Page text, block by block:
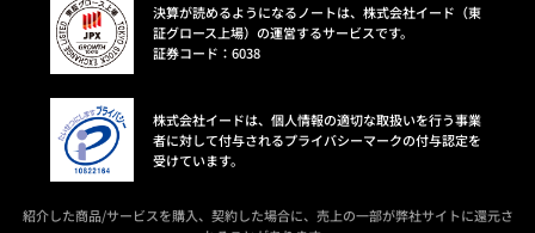
決算が読めるようになるノートは、株式会社イード（東
証グロース上場）の運営するサービスです。
証券コード：6038
株式会社イードは、個人情報の適切な取扱いを行う事業
者に対して付与されるプライバシーマークの付与認定を
受けています。
紹介した商品/サービスを購入、契約した場合に、売上の一部が弊社サイトに還元さ